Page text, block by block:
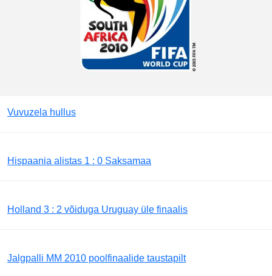
Vuvuzela hullus
Hispaania alistas 1 : 0 Saksamaa
Holland 3 : 2 võiduga Uruguay üle finaalis
Jalgpalli MM 2010 poolfinaalide taustapilt